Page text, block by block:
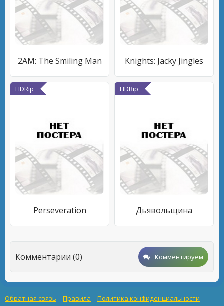
2AM: The Smiling Man Knights: Jacky Jingles
HDRip
Perseveration
HDRip
Дьявольщина
Комментарии (0) Комментируем
Обратная связь Правила Политика конфиденциальности